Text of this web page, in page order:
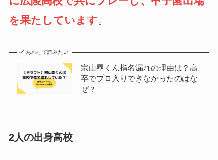
を果たしています。
あわせて読みたい
宗山塁くん指名漏れの理由は？高
卒でプロ入りできなかったのはな
ぜ？
2人の出身高校